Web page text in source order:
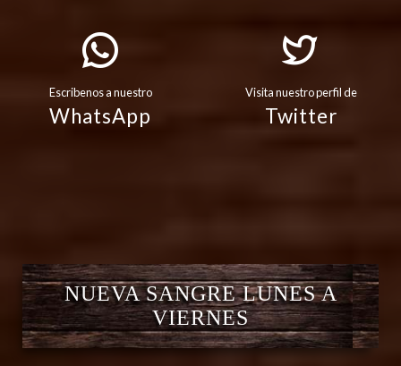
Escribenos a nuestro
WhatsApp
Visita nuestro perfil de
Twitter
NUEVA SANGRE LUNES A
VIERNES